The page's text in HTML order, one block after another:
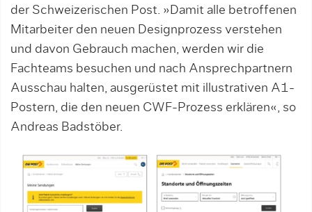
der Schwei­zerischen Post. »Damit alle betroffenen
Mitarbeiter den neuen Design­prozess verstehen
und davon Gebrauch machen, werden wir die
Fachteams besuchen und nach Ansprechpartnern
Ausschau hal­ten, ausgerüstet mit illustrativen A1-
Pos­tern, die den neuen CWF-Prozess erklären«, so
Andreas Badstöber.